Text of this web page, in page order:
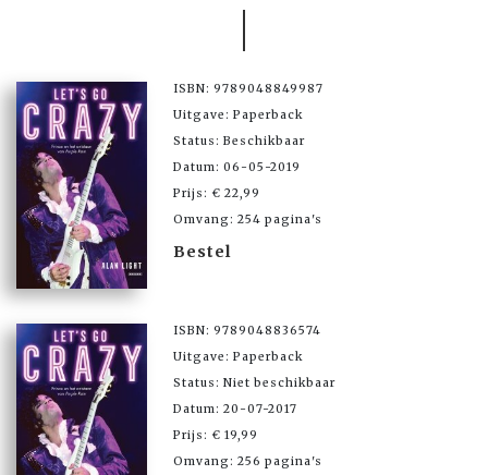
ISBN: 9789048849987
Uitgave: Paperback
Status: Beschikbaar
Datum: 06-05-2019
Prijs: € 22,99
Omvang: 254 pagina's
Bestel
ISBN: 9789048836574
Uitgave: Paperback
Status: Niet beschikbaar
Datum: 20-07-2017
Prijs: € 19,99
Omvang: 256 pagina's